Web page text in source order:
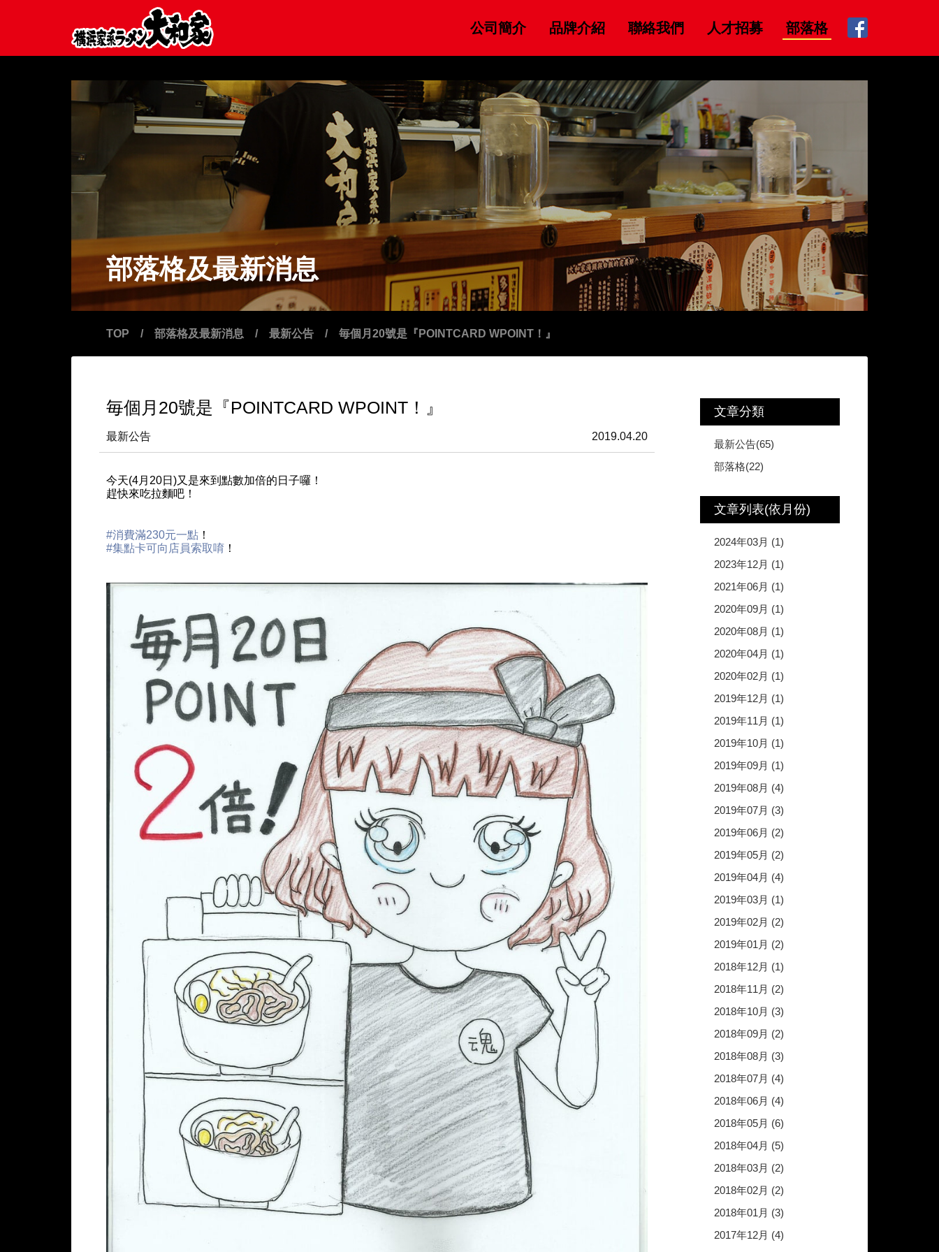
公司簡介 品牌介紹 聯絡我們 人才招募 部落格
部落格及最新消息
TOP / 部落格及最新消息 / 最新公告 / 毎個月20號是『POINTCARD WPOINT！』
毎個月20號是『POINTCARD WPOINT！』
最新公告 2019.04.20
今天(4月20日)又是來到點數加倍的日子囉！
趕快來吃拉麵吧！
#消費滿230元一點 ！
#集點卡可向店員索取唷 ！
文章分類
最新公告(65)
部落格(22)
文章列表(依月份)
2024年03月 (1)
2023年12月 (1)
2021年06月 (1)
2020年09月 (1)
2020年08月 (1)
2020年04月 (1)
2020年02月 (1)
2019年12月 (1)
2019年11月 (1)
2019年10月 (1)
2019年09月 (1)
2019年08月 (4)
2019年07月 (3)
2019年06月 (2)
2019年05月 (2)
2019年04月 (4)
2019年03月 (1)
2019年02月 (2)
2019年01月 (2)
2018年12月 (1)
2018年11月 (2)
2018年10月 (3)
2018年09月 (2)
2018年08月 (3)
2018年07月 (4)
2018年06月 (4)
2018年05月 (6)
2018年04月 (5)
2018年03月 (2)
2018年02月 (2)
2018年01月 (3)
2017年12月 (4)